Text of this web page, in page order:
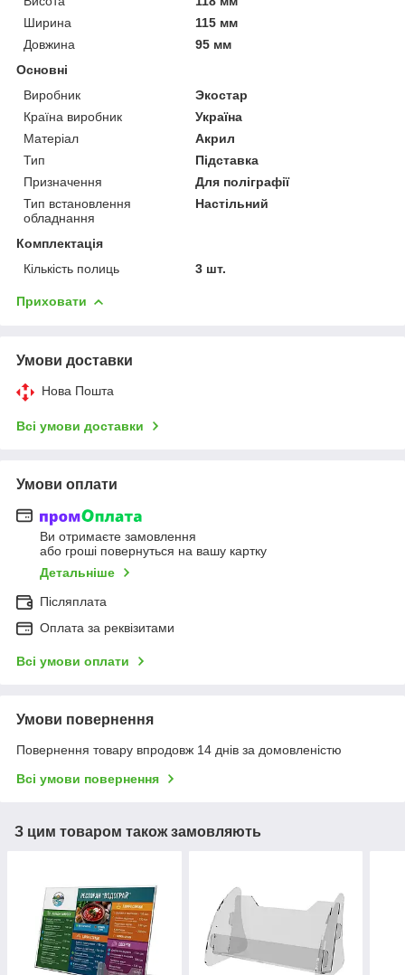
Ширина
115 мм
Довжина
95 мм
Основні
Виробник
Экостар
Країна виробник
Україна
Матеріал
Акрил
Тип
Підставка
Призначення
Для поліграфії
Тип встановлення
обладнання
Настільний
Комплектація
Кількість полиць
3 шт.
Приховати
Умови доставки
Нова Пошта
Всі умови доставки
Умови оплати
Ви отримаєте замовлення
або гроші повернуться на вашу картку
Детальніше
Післяплата
Оплата за реквізитами
Всі умови оплати
Умови повернення
Повернення товару впродовж 14 днів за домовленістю
Всі умови повернення
З цим товаром також замовляють